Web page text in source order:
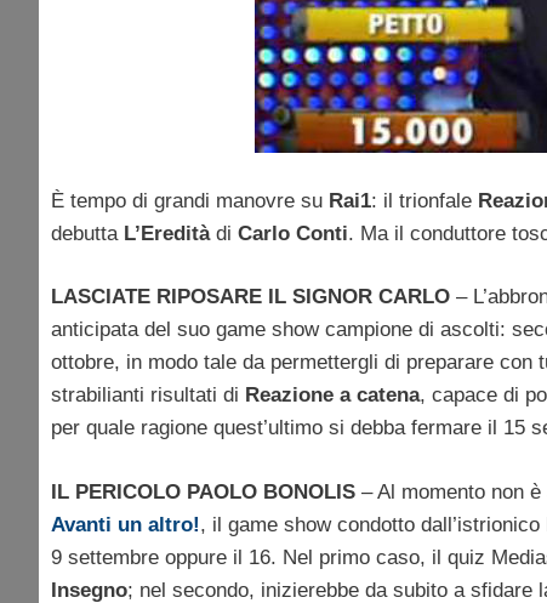
È tempo di grandi manovre su Rai1: il trionfale
debutta L’Ereditàdi Carlo Conti. Ma il conduttore
LASCIATE RIPOSARE IL SIGNOR CARLO –
anticipata del suo game show campione di ascolti:
ottobre, in modo tale da permettergli di preparare con
strabilianti risultati di Reazione a catena, capace di
per quale ragione quest’ultimo si debba fermare il 15
IL PERICOLO PAOLO BONOLIS – Al momento non
Avanti un altro!, il game show condotto dall’istrionico
9 settembre oppure il 16. Nel primo caso, il quiz
Insegno; nel secondo, inizierebbe da subito a sfidare